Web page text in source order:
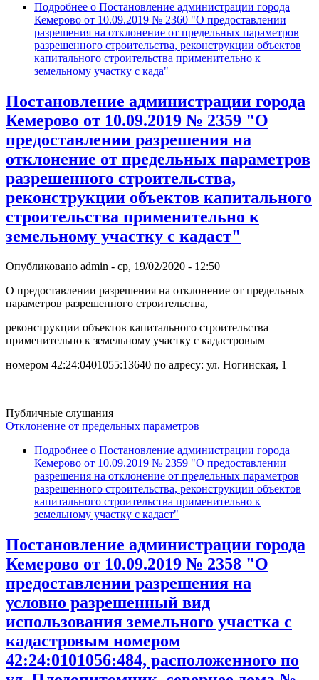
Подробнее о Постановление администрации города
Кемерово от 10.09.2019 № 2360 "О предоставлении
разрешения на отклонение от предельных параметров
разрешенного строительства, реконструкции объектов
капитального строительства применительно к
земельному участку с када"
Постановление администрации города
Кемерово от 10.09.2019 № 2359 "О
предоставлении разрешения на
отклонение от предельных параметров
разрешенного строительства,
реконструкции объектов капитального
строительства применительно к
земельному участку с кадаст"
Опубликовано admin - ср, 19/02/2020 - 12:50
О предоставлении разрешения на отклонение от предельных
параметров разрешенного строительства,
реконструкции объектов капитального строительства
применительно к земельному участку с кадастровым
номером 42:24:0401055:13640 по адресу: ул. Ногинская, 1
Публичные слушания
Отклонение от предельных параметров
Подробнее о Постановление администрации города
Кемерово от 10.09.2019 № 2359 "О предоставлении
разрешения на отклонение от предельных параметров
разрешенного строительства, реконструкции объектов
капитального строительства применительно к
земельному участку с кадаст"
Постановление администрации города
Кемерово от 10.09.2019 № 2358 "О
предоставлении разрешения на
условно разрешенный вид
использования земельного участка с
кадастровым номером
42:24:0101056:484, расположенного по